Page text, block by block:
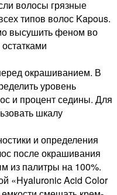
волосы грязные
типов волос Kapous.
высушить феном во
окрашиванием. В
уровень
и процент седины. Для
шкалу
и определения
после окрашивания
из палитры на 100%.
«Hyaluronic Acid Color